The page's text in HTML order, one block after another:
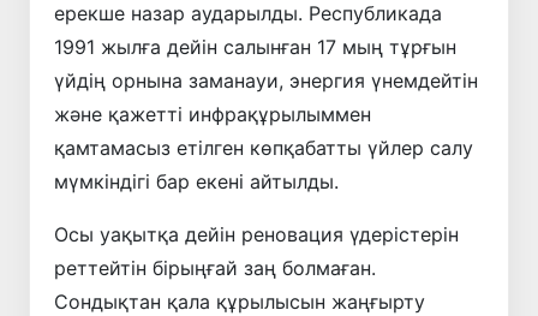
ерекше назар аударылды. Республикада
1991 жылға дейін салынған 17 мың тұрғын
үйдің орнына заманауи, энергия үнемдейтін
және қажетті инфрақұрылыммен
қамтамасыз етілген көпқабатты үйлер салу
мүмкіндігі бар екені айтылды.
Осы уақытқа дейін реновация үдерістерін
реттейтін бірыңғай заң болмаған.
Сондықтан қала құрылысын жаңғырту